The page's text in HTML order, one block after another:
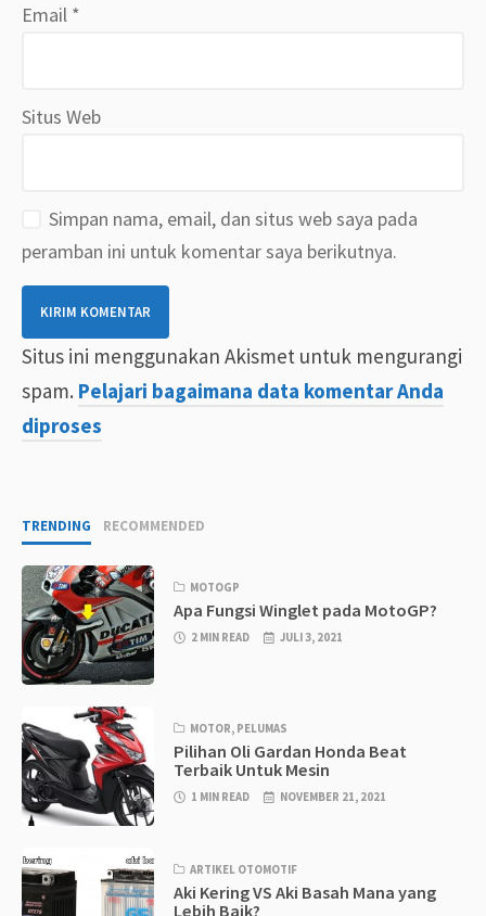
Email *
Situs Web
Simpan nama, email, dan situs web saya pada
peramban ini untuk komentar saya berikutnya.
Situs ini menggunakan Akismet untuk mengurangi
spam. Pelajari bagaimana data komentar Anda
diproses
TRENDING RECOMMENDED
MOTOGP
Apa Fungsi Winglet pada MotoGP?
2 MIN READ JULI 3, 2021
MOTOR, PELUMAS
Pilihan Oli Gardan Honda Beat
Terbaik Untuk Mesin
1 MIN READ NOVEMBER 21, 2021
ARTIKEL OTOMOTIF
Aki Kering VS Aki Basah Mana yang
Lebih Baik?